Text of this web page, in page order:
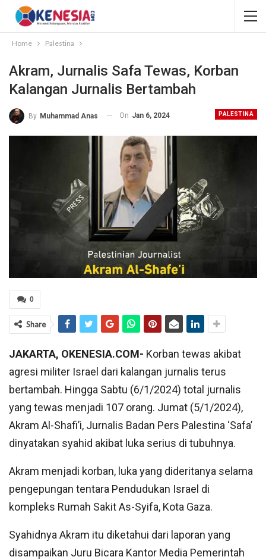
Home Palestina
Akram, Jurnalis Safa Tewas, Korban
Kalangan Jurnalis Bertambah
PALESTINA
By Muhammad Anas On Jan 6, 2024
0
Share
JAKARTA, OKENESIA.COM- Korban tewas akibat
agresi militer Israel dari kalangan jurnalis terus
bertambah. Hingga Sabtu (6/1/2024) total jurnalis
yang tewas menjadi 107 orang. Jumat (5/1/2024),
Akram Al-Shafi’i, Jurnalis Badan Pers Palestina ‘Safa’
dinyatakan syahid akibat luka serius di tubuhnya.
Akram menjadi korban, luka yang dideritanya selama
pengepungan tentara Pendudukan Israel di
kompleks Rumah Sakit As-Syifa, Kota Gaza.
Syahidnya Akram itu diketahui dari laporan yang
disampaikan Juru Bicara Kantor Media Pemerintah